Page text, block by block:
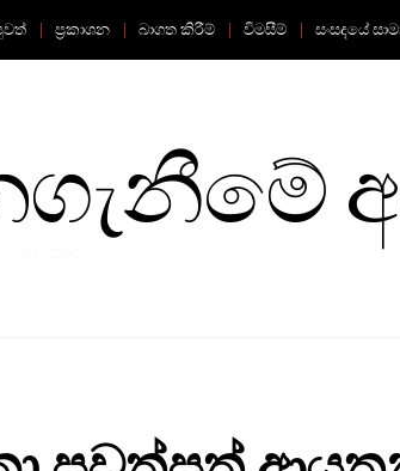
ප්‍රකාශන බාගත කිරීම් විමසීම් සංසදයේ